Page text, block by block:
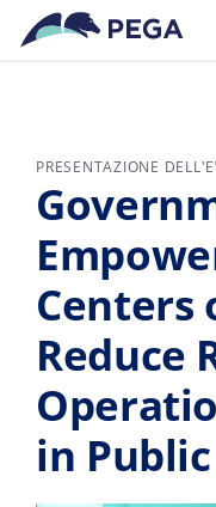
Vai direttamente al
PRESENTAZIONE
Centers
Reduce
in